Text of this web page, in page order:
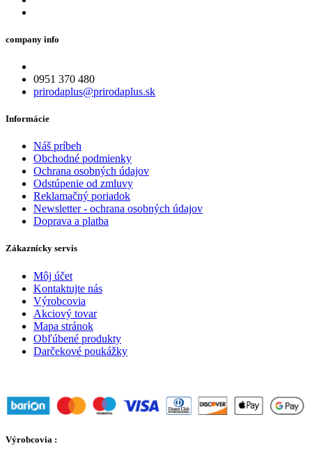
company info
0951 370 480
prirodaplus@prirodaplus.sk
Informácie
Náš príbeh
Obchodné podmienky
Ochrana osobných údajov
Odstúpenie od zmluvy
Reklamačný poriadok
Newsletter - ochrana osobných údajov
Doprava a platba
Zákaznícky servis
Môj účet
Kontaktujte nás
Výrobcovia
Akciový tovar
Mapa stránok
Obľúbené produkty
Darčekové poukážky
Výrobcovia :